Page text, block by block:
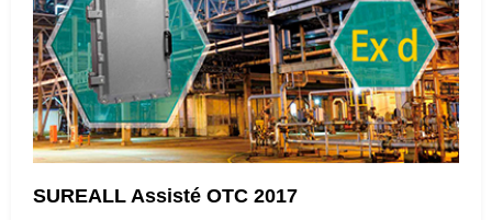
SUREALL Assisté OTC 2017